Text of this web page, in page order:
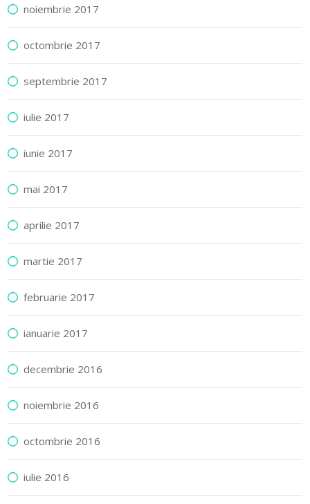
noiembrie 2017
octombrie 2017
septembrie 2017
iulie 2017
iunie 2017
mai 2017
aprilie 2017
martie 2017
februarie 2017
ianuarie 2017
decembrie 2016
noiembrie 2016
octombrie 2016
iulie 2016